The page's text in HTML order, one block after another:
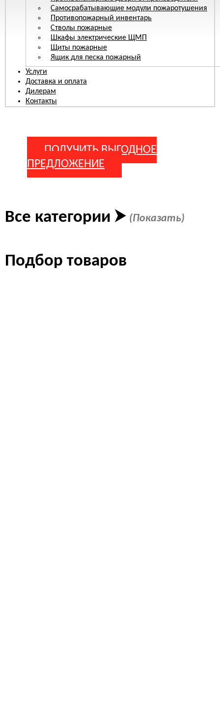
Самосрабатывающие модули пожаротушения
Противопожарный инвентарь
Стволы пожарные
Шкафы электрические ЩМП
Щиты пожарные
Ящик для песка пожарный
Услуги
Доставка и оплата
Дилерам
Контакты
ПОЛУЧИТЬ ВЫГОДНОЕ
ПРЕДЛОЖЕНИЕ
Все категории ⮞ (Показать)
Подбор товаров